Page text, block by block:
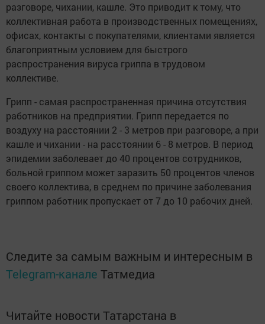
разговоре, чихании, кашле. Это приводит к тому, что
коллективная работа в производственных помещениях,
офисах, контакты с покупателями, клиентами является
благоприятным условием для быстрого
распространения вируса гриппа в трудовом
коллективе.
Грипп - самая распространенная причина отсутствия
работников на предприятии. Грипп передается по
воздуху на расстоянии 2 - 3 метров при разговоре, а при
кашле и чихании - на расстоянии 6 - 8 метров. В период
эпидемии заболевает до 40 процентов сотрудников,
больной гриппом может заразить 50 процентов членов
своего коллектива, в среднем по причине заболевания
гриппом работник пропускает от 7 до 10 рабочих дней.
Следите за самым важным и интересным в
Telegram-канале Татмедиа
Читайте новости Татарстана в